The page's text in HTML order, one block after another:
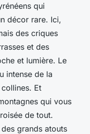
qui
décor rare. Ici,
des criques
et des
et lumière. Le
intense de la
Et
qui vous
de tout.
des grands atouts